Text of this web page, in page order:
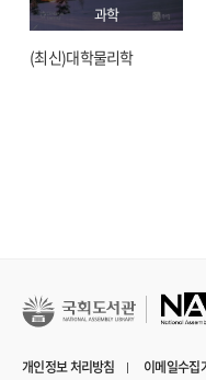
과학
(최신)대학물리학
개인정보 처리방침 이메일수집